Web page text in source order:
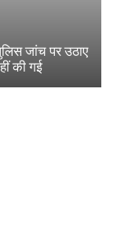
जांच पर उठाए
की गई